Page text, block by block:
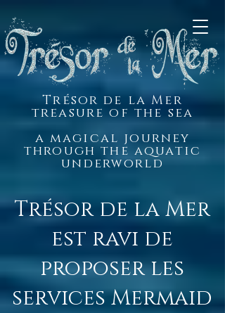
Trésor de la Mer
treasure of the sea
a magical journey
through the aquatic
underworld
Trésor de la Mer
est ravi de
proposer les
services Mermaid